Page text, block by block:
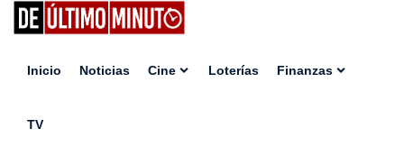
Inicio Noticias Cine Loterías Finanzas
TV